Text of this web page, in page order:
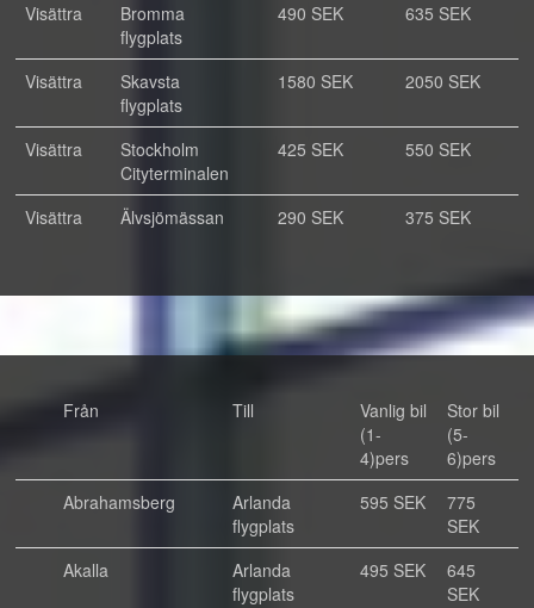
Visättra
Bromma
flygplats
490 SEK 635 SEK
Visättra
Skavsta
flygplats
1580 SEK 2050 SEK
Visättra
Stockholm
Cityterminalen
425 SEK 550 SEK
Visättra Älvsjömässan 290 SEK 375 SEK
Från Till
Vanlig bil
(1-
4)pers
Stor bil
(5-
6)pers
Abrahamsberg
Arlanda
flygplats
595 SEK
775
SEK
Akalla
Arlanda
flygplats
495 SEK
645
SEK